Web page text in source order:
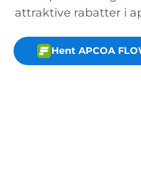
attraktive rabatter i
Hent APCOA